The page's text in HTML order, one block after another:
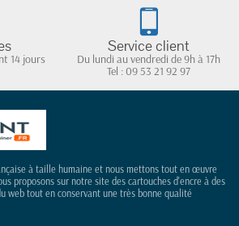
14 jours
Service client
Du lundi au vendredi de 9h à 17h
Tel : 09 53 21 92 97
à taille humaine et nous mettons tout en œuvre
proposons sur notre site des cartouches d'encre à des
web tout en conservant une très bonne qualité